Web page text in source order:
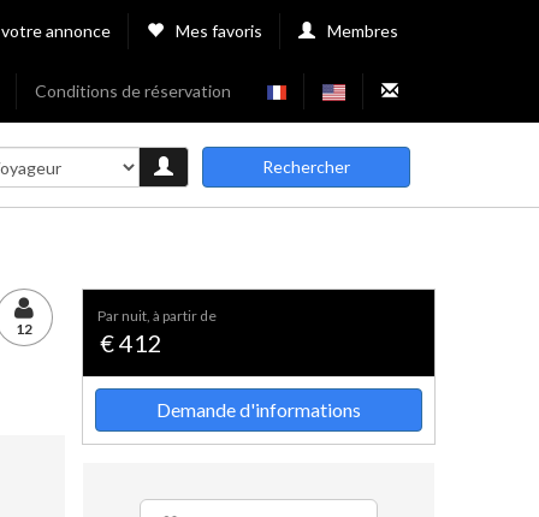
annonce Mes favoris Membres
Conditions de réservation
Rechercher
12
par nuit, à partir de
€ 412
Demande d'informations